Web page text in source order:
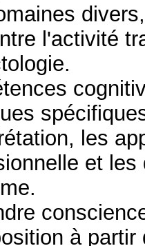
l'activité
les
et
à